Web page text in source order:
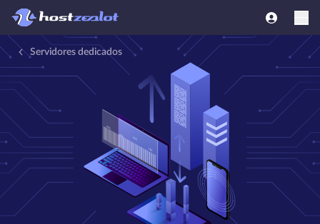
Servidores dedicados